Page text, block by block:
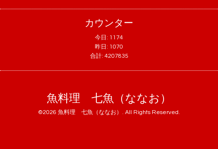
カウンター
今日: 1174
昨日: 1070
合計: 4207835
魚料理 七魚（ななお）
©2026 魚料理 七魚（ななお） . All Rights Reserved.